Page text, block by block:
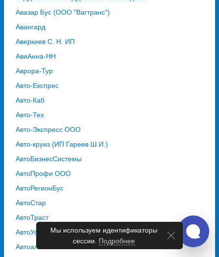
Авазар Бус (ООО "Вагтранс")
Авангард
Аверкиев С. Н. ИП
АвиАнна-НН
Аврора-Тур
Авто-Експрес
Авто-Каб
Авто-Тех
Авто-Экспресс ООО
Авто-круиз (ИП Гареев Ш.И.)
АвтоБизнесСистемы
АвтоПрофи ООО
АвтоРегионБус
АвтоСтар
АвтоТраст
АвтоУспех
Автоальянс
Мы используем идентификаторы
сессии. Подробнее